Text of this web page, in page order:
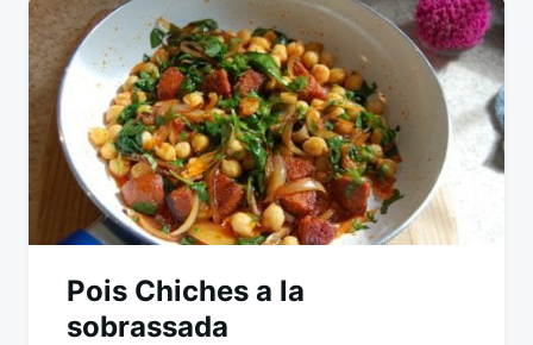
de
l’article
Pois Chiches a la
sobrassada